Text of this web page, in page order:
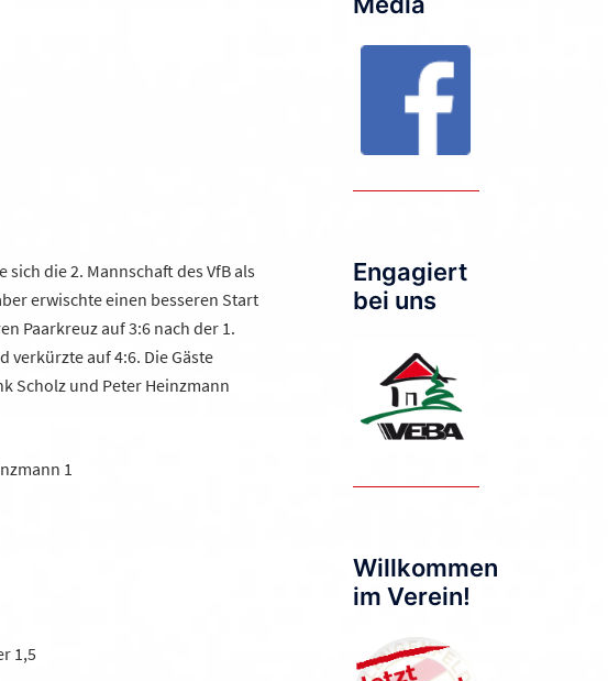
die 2. Mannschaft des VfB als
erwischte einen besseren Start
Paarkreuz auf 3:6 nach der 1.
verkürzte auf 4:6. Die Gäste
Scholz und Peter Heinzmann
1
1,5
Engagiert
bei uns
Willkommen
im Verein!